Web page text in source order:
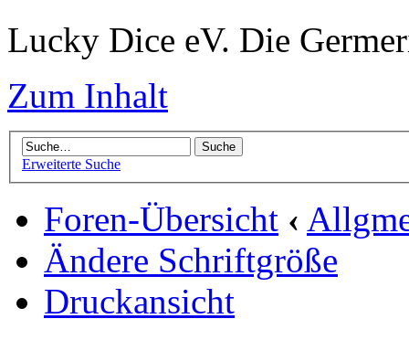
Lucky Dice eV. Die
Zum Inhalt
Erweiterte Suche
Foren-Übersicht ‹
Ändere Schriftgröße
Druckansicht